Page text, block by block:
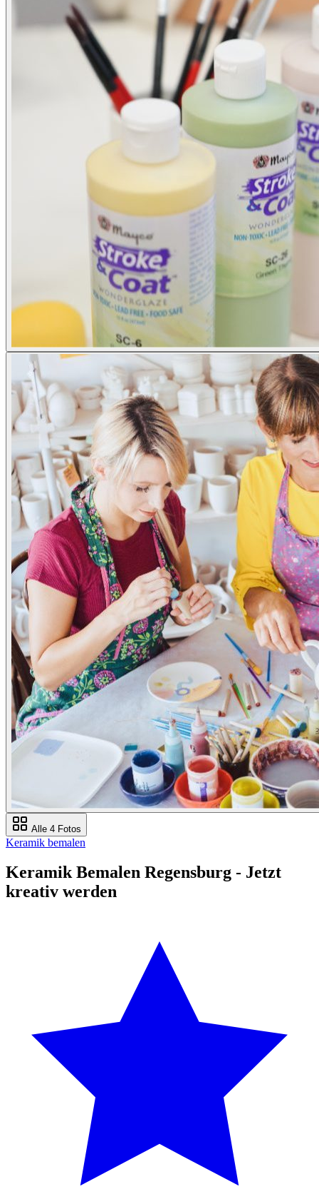
Alle 4 Fotos
Keramik bemalen
Keramik Bemalen Regensburg - Jetzt
kreativ werden